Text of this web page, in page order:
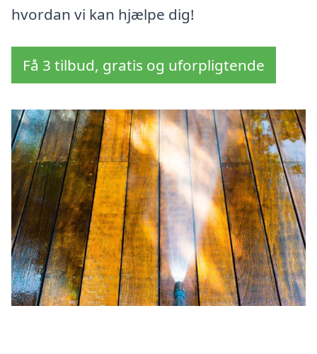
hvordan vi kan hjælpe dig!
Få 3 tilbud, gratis og uforpligtende